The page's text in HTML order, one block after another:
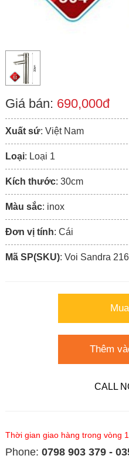
Giá bán: 690,000đ
Xuất sứ: Việt Nam
Loại: Loại 1
Kích thước: 30cm
Màu sắc: inox
Đơn vị tính: Cái
Mã SP(SKU): Voi Sandra
Thêm
CALL
Thời gian giao hàng trong vòng
Phone: 0798 903 379 -